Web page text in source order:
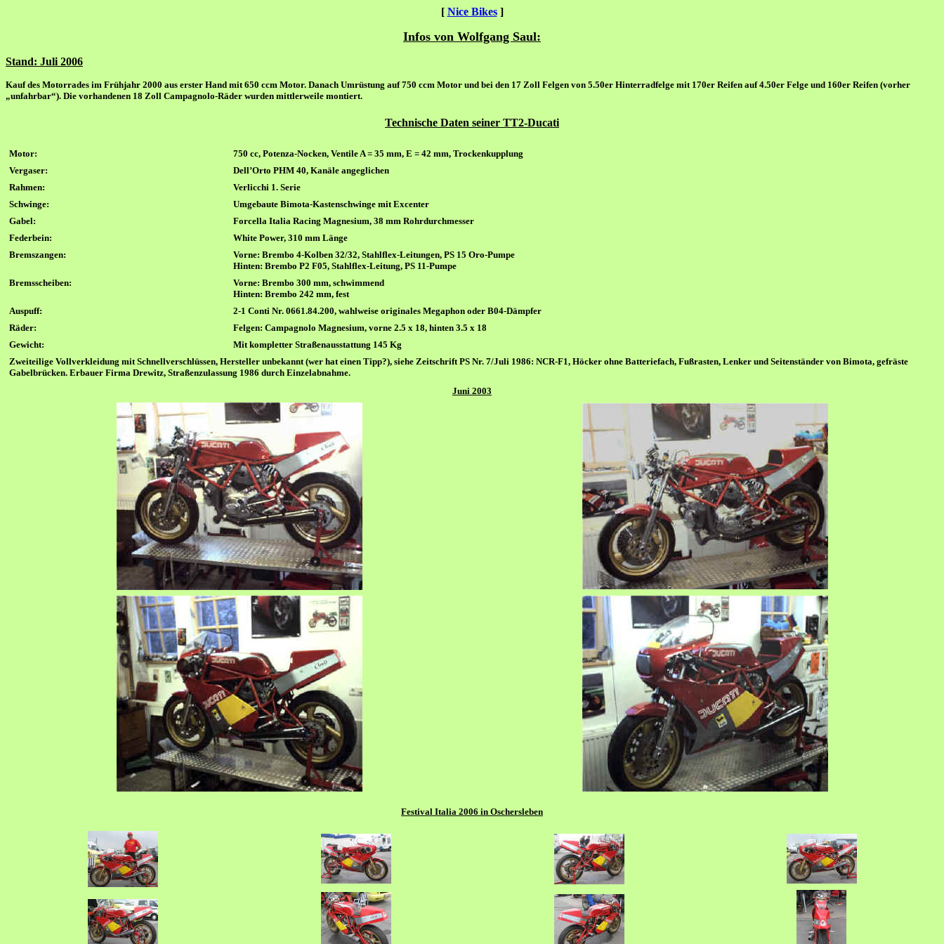
[ Nice Bikes]
Infos von Wolfgang Saul:
Stand: Juli 2006
Kauf des Motorrades im Frühjahr 2000 aus erster Hand mit 650 ccm Motor. Danach Umrüstung auf 750 ccm Motor und bei den 17 Zoll Felgen von 5.50er Hinterradfelge mit 170er Reifen auf 4.50er Felge und 160er Reifen (vorher
„unfahrbar“). Die vorhandenen 18 Zoll Campagnolo-Räder wurden mittlerweile montiert.
Technische Daten seiner TT2-Ducati
Motor:
750 cc, Potenza-Nocken, Ventile A = 35 mm, E = 42 mm, Trockenkupplung
Vergaser:
Dell’Orto PHM 40, Kanäle angeglichen
Rahmen:
Verlicchi 1. Serie
Schwinge:
Umgebaute Bimota-Kastenschwinge mit Excenter
Gabel:
Forcella Italia Racing Magnesium, 38 mm Rohrdurchmesser
Federbein:
White Power, 310 mm Länge
Bremszangen: Vorne: Brembo 4-Kolben 32/32, Stahlflex-Leitungen, PS 15 Oro-Pumpe
Hinten: Brembo P2 F05, Stahlflex-Leitung, PS 11-Pumpe
Bremsscheiben: Vorne: Brembo 300 mm, schwimmend
Hinten: Brembo 242 mm, fest
Auspuff:
2-1 Conti Nr. 0661.84.200, wahlweise originales Megaphon oder B04-Dämpfer
Räder:
Felgen: Campagnolo Magnesium, vorne 2.5 x 18, hinten 3.5 x 18
Gewicht:
Mit kompletter Straßenausstattung 145 Kg
Zweiteilige Vollverkleidung mit Schnellverschlüssen, Hersteller unbekannt (wer hat einen Tipp?), siehe Zeitschrift PS Nr. 7/Juli 1986: NCR-F1, Höcker ohne Batteriefach, Fußrasten, Lenker und Seitenständer von Bimota, gefräste
Gabelbrücken. Erbauer Firma Drewitz, Straßenzulassung 1986 durch Einzelabnahme.
Juni 2003
Festival Italia 2006 in Oschersleben